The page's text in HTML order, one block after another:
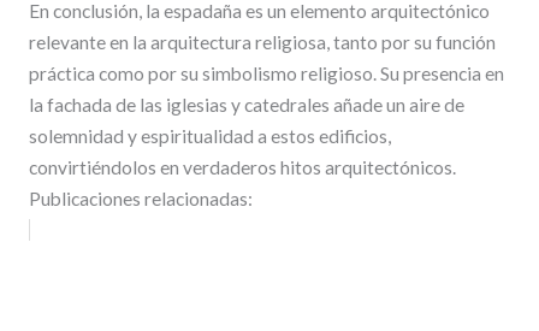
En conclusión, la espadaña es un elemento arquitectónico
relevante en la arquitectura religiosa, tanto por su función
práctica como por su simbolismo religioso. Su presencia en
la fachada de las iglesias y catedrales añade un aire de
solemnidad y espiritualidad a estos edificios,
convirtiéndolos en verdaderos hitos arquitectónicos.
Publicaciones relacionadas: